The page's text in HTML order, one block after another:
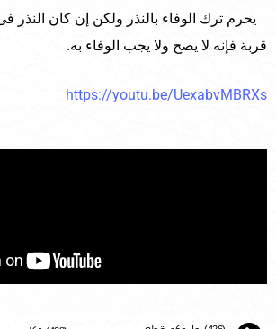
يحرم ترك الوفاء بالنذر ولكن إن كان النذر
قربة فإنه لا يصح ولا يجب الوفاء به.
https://youtu.be/UexabvMBRXs